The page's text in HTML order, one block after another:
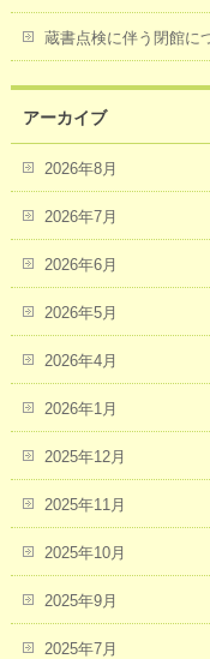
蔵書点検に伴う閉館に
アーカイブ
2026年8月
2026年7月
2026年6月
2026年5月
2026年4月
2026年1月
2025年12月
2025年11月
2025年10月
2025年9月
2025年7月